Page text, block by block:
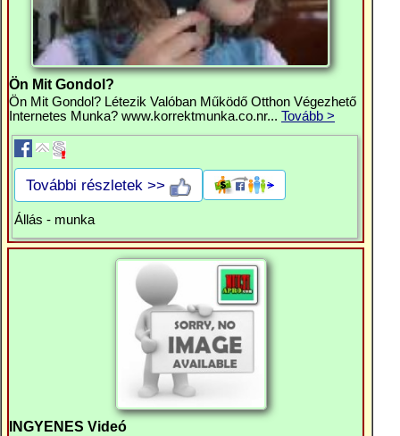
Ön Mit Gondol?
Ön Mit Gondol? Létezik Valóban Működő Otthon Végezhető
Internetes Munka? www.korrektmunka.co.nr... Tovább >
További részletek >>
Állás - munka
INGYENES Videó